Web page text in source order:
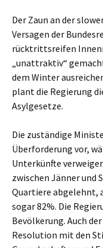
Der Zaun an der
Versagen der
rücktrittsreifen
„unattraktiv“
dem Winter
plant die Regierung
Asylgesetze.
Die zuständige
Überforderung vor,
Unterkünfte
zwischen Jänner und
Quartiere abgelehnt,
sogar 82%. Die
Bevölkerung. Auch
Resolution mit den